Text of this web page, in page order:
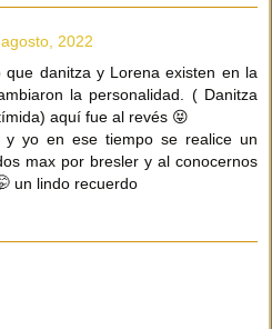
2022
danitza y Lorena existen en la
la personalidad. ( Danitza
aquí fue al revés 😝
y yo en ese tiempo se realice un
max por bresler y al conocernos
un lindo recuerdo